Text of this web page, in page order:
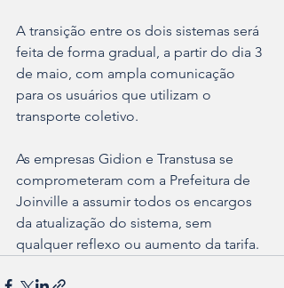
A transição entre os dois sistemas será
feita de forma gradual, a partir do dia 3
de maio, com ampla comunicação
para os usuários que utilizam o
transporte coletivo.
As empresas Gidion e Transtusa se
comprometeram com a Prefeitura de
Joinville a assumir todos os encargos
da atualização do sistema, sem
qualquer reflexo ou aumento da tarifa.